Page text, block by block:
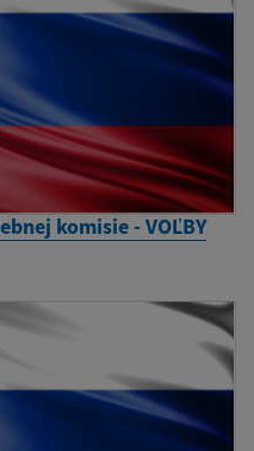
komisie - VOĽBY